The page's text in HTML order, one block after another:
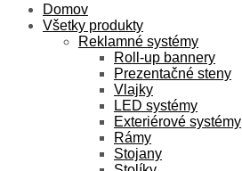
Domov
Všetky produkty
Reklamné systémy
Roll-up bannery
Prezentačné steny
Vlajky
LED systémy
Exteriérové systémy
Rámy
Stojany